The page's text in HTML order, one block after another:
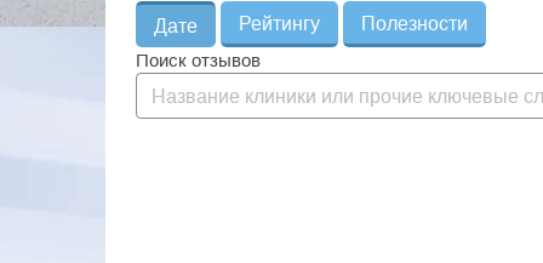
Дате
Рейтингу
Полезности
Поиск отзывов